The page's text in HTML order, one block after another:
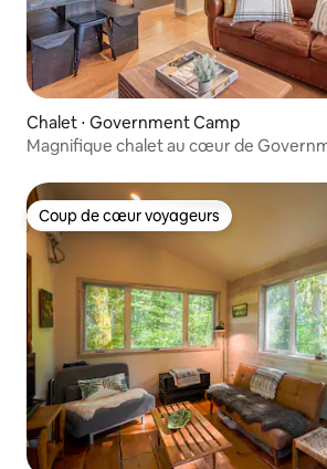
Chalet ⋅ Government Camp
Magnifique chalet au cœur de
Coup de cœur voyageurs
Coup de cœur voyageurs